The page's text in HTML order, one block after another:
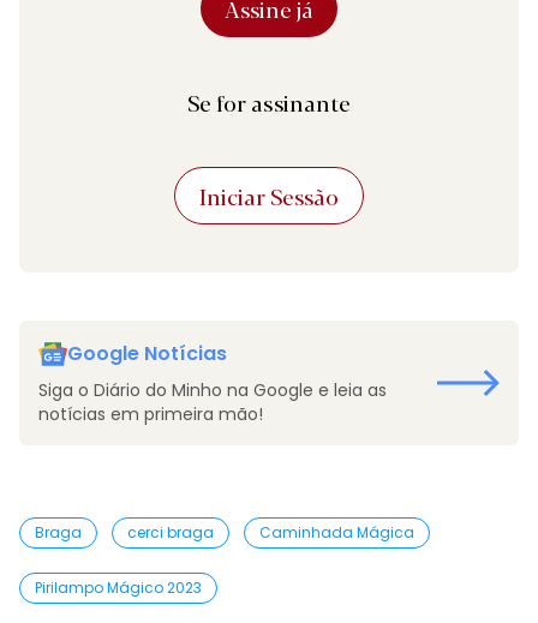
Assine já
Se for assinante
Iniciar Sessão
Google Notícias
Siga o Diário do Minho na Google e leia as
notícias em primeira mão!
Braga cerci braga Caminhada Mágica
Pirilampo Mágico 2023